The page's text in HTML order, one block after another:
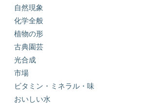
自然現象
化学全般
植物の形
古典園芸
光合成
市場
ビタミン・ミネラル・味
おいしい水